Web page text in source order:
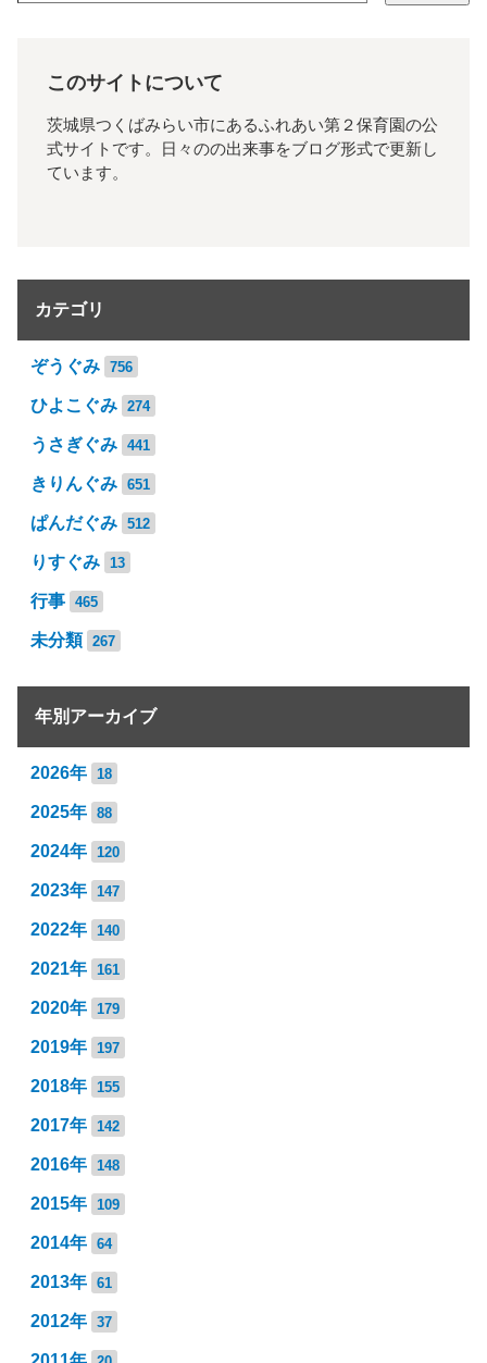
このサイトについて
茨城県つくばみらい市にあるふれあい第２保育園の公
式サイトです。日々のの出来事をブログ形式で更新し
ています。
カテゴリ
ぞうぐみ 756
ひよこぐみ 274
うさぎぐみ 441
きりんぐみ 651
ぱんだぐみ 512
りすぐみ 13
行事 465
未分類 267
年別アーカイブ
2026年 18
2025年 88
2024年 120
2023年 147
2022年 140
2021年 161
2020年 179
2019年 197
2018年 155
2017年 142
2016年 148
2015年 109
2014年 64
2013年 61
2012年 37